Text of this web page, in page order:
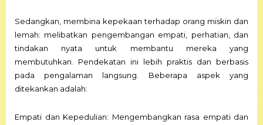
Sedangkan, membina kepekaan terhadap orang miskin dan
lemah: melibatkan pengembangan empati, perhatian, dan
tindakan nyata untuk membantu mereka yang
membutuhkan. Pendekatan ini lebih praktis dan berbasis
pada pengalaman langsung. Beberapa aspek yang
ditekankan adalah:
Empati dan Kepedulian: Mengembangkan rasa empati dan